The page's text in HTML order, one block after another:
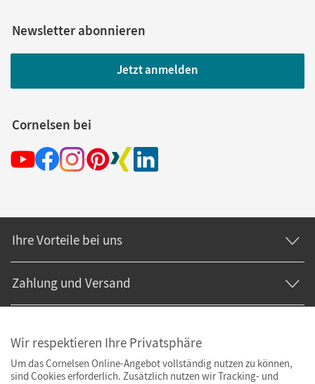
Newsletter abonnieren
Jetzt anmelden
Cornelsen bei
Ihre Vorteile bei uns
Zahlung und Versand
Wir respektieren Ihre Privatsphäre
Um das Cornelsen Online-Angebot vollständig nutzen zu können,
sind Cookies erforderlich. Zusätzlich nutzen wir Tracking- und